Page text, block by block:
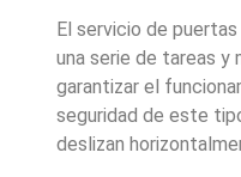
El servicio de
una serie de tareas y
garantizar el
seguridad de este
deslizan